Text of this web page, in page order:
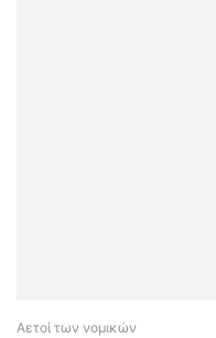
Αετοί των νομικών